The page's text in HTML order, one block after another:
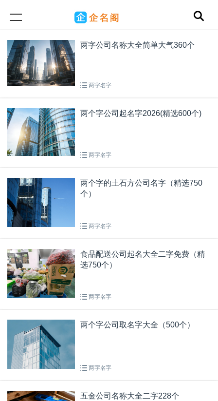
两字公司名称大全简单大气360个
两字名字
两个字公司起名字2026(精选600个)
两字名字
两个字的土石方公司名字（精选750
个）
两字名字
食品配送公司起名大全二字免费（精
选750个）
两字名字
两个字公司取名字大全（500个）
两字名字
五金公司名称大全二字228个